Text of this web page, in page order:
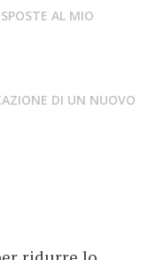
AL MIO
DI UN NUOVO